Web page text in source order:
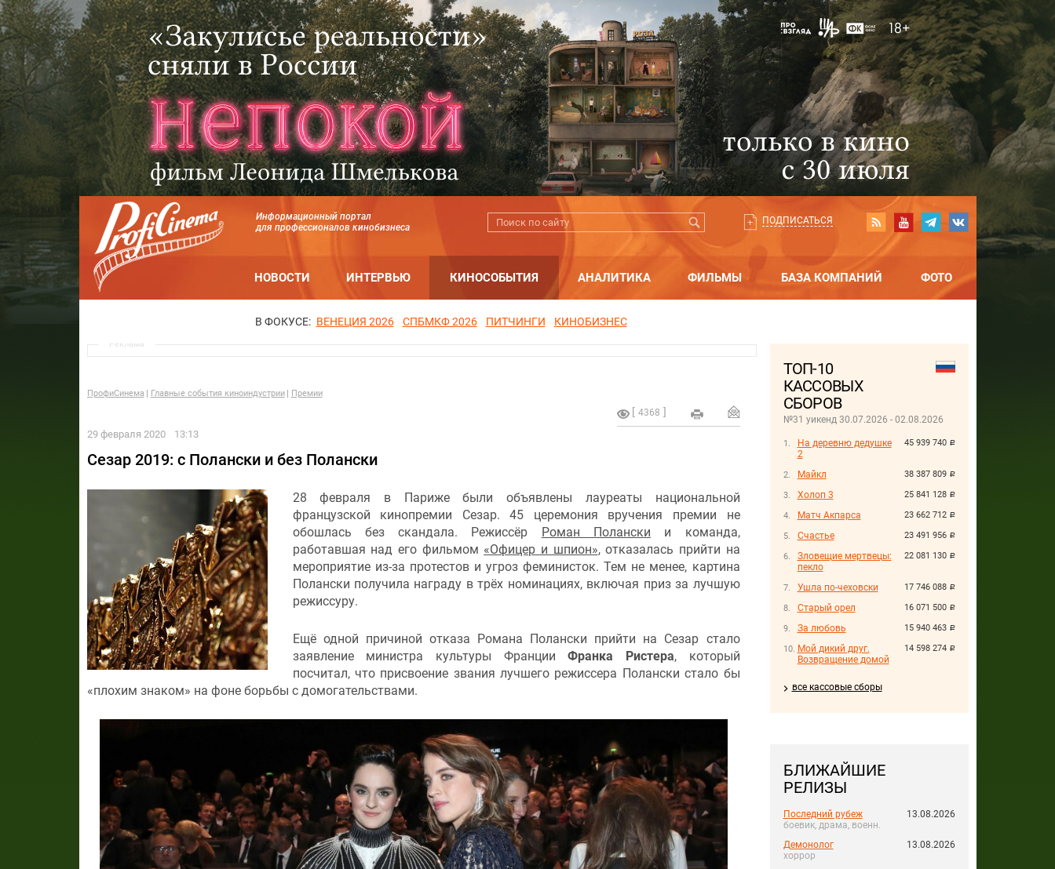
Информационный портал
для профессионалов кинобизнеса
ПОДПИСАТЬСЯ
НОВОСТИ ИНТЕРВЬЮ КИНОСОБЫТИЯ АНАЛИТИКА ФИЛЬМЫ БАЗА КОМПАНИЙ ФОТО
В ФОКУСЕ: ВЕНЕЦИЯ 2026 СПБМКФ 2026 ПИТЧИНГИ КИНОБИЗНЕС
ТОП-10
КАССОВЫХ
СБОРОВ
№31 уикенд 30.07.2026 - 02.08.2026
45 939 740 руб.
На деревню дедушке
2
38 387 809 руб.
Майкл
25 841 128 руб.
Холоп 3
23 662 712 руб.
Матч Акпарса
23 491 956 руб.
Счастье
22 081 130 руб.
Зловещие мертвецы:
пекло
17 746 088 руб.
Ушла по-чеховски
16 071 500 руб.
Старый орел
15 940 463 руб.
За любовь
14 598 274 руб.
Мой дикий друг.
Возвращение домой
все кассовые сборы
БЛИЖАЙШИЕ
РЕЛИЗЫ
Последний рубеж
боевик, драма, военн.
13.08.2026
Демонолог
хоррор
13.08.2026
Реклама
ПрофиСинема Главные события киноиндустрии Премии
4368
29 февраля 2020 13:13
Сезар 2019: с Полански и без Полански
28 февраля в Париже были объявлены лауреаты национальной
французской кинопремии Сезар. 45 церемония вручения премии не
обошлась без скандала. Режиссёр Роман Полански и команда,
работавшая над его фильмом «Офицер и шпион», отказалась прийти на
мероприятие из-за протестов и угроз феминисток. Тем не менее, картина
Полански получила награду в трёх номинациях, включая приз за лучшую
режиссуру.
Ещё одной причиной отказа Романа Полански прийти на Сезар стало
заявление министра культуры ФранцииФранка Ристера, который
посчитал, что присвоение звания лучшего режиссера Полански стало бы
«плохим знаком» на фоне борьбы с домогательствами.